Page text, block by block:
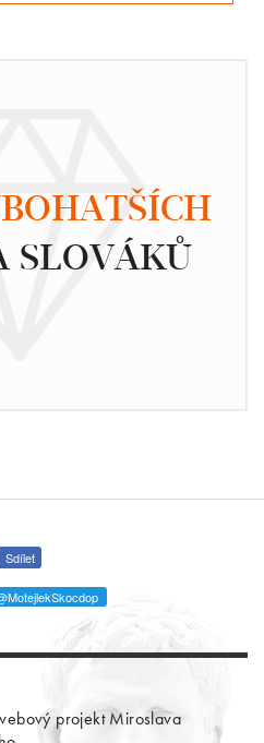
SLOVÁKŮ
Sdílet
projekt Miroslava